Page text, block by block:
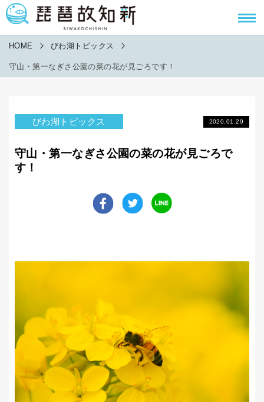
HOME びわ湖トピックス
守山・第一なぎさ公園の菜の花が見ごろです！
びわ湖トピックス 2020.01.29
守山・第一なぎさ公園の菜の花が見ごろで
す！